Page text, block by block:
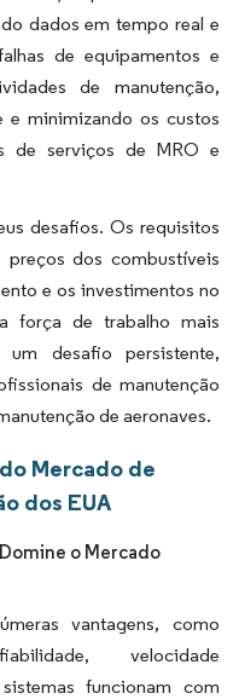
dados em tempo real e
de equipamentos e
de manutenção,
minimizando os custos
de serviços de MRO e
desafios. Os requisitos
dos combustíveis
e os investimentos no
força de trabalho mais
um desafio persistente,
de manutenção
de aeronaves.
Mercado de
dos EUA
o Mercado
vantagens, como
velocidade
funcionam com